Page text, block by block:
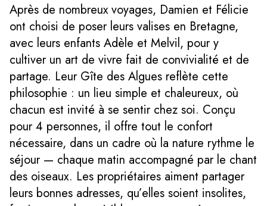
Après de nombreux voyages, Damien et Félicie
ont choisi de poser leurs valises en Bretagne,
avec leurs enfants Adèle et Melvil, pour y
cultiver un art de vivre fait de convivialité et de
partage. Leur Gîte des Algues reflète cette
philosophie : un lieu simple et chaleureux, où
chacun est invité à se sentir chez soi. Conçu
pour 4 personnes, il offre tout le confort
nécessaire, dans un cadre où la nature rythme le
séjour — chaque matin accompagné par le chant
des oiseaux. Les propriétaires aiment partager
leurs bonnes adresses, qu’elles soient insolites,